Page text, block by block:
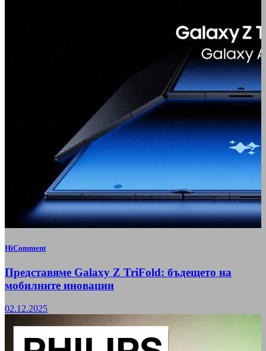
HiComment
Представяме Galaxy Z TriFold: бъдещето на
мобилните иновации
02.12.2025